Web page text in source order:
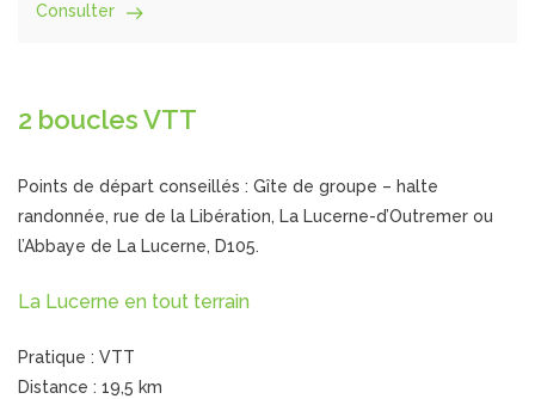
Consulter
2 boucles VTT
Points de départ conseillés : Gîte de groupe – halte
randonnée, rue de la Libération, La Lucerne-d’Outremer ou
l’Abbaye de La Lucerne, D105.
La Lucerne en tout terrain
Pratique : VTT
Distance : 19,5 km